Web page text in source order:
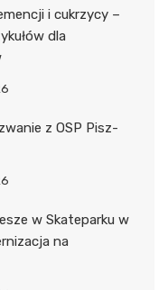
i cukrzycy –
dla
z OSP Pisz-
w Skateparku w
na